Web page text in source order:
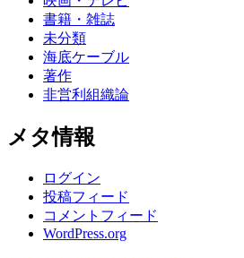
書籍・雑誌
未分類
海底ケーブル
著作
非営利組織論
メタ情報
ログイン
投稿フィード
コメントフィード
WordPress.org